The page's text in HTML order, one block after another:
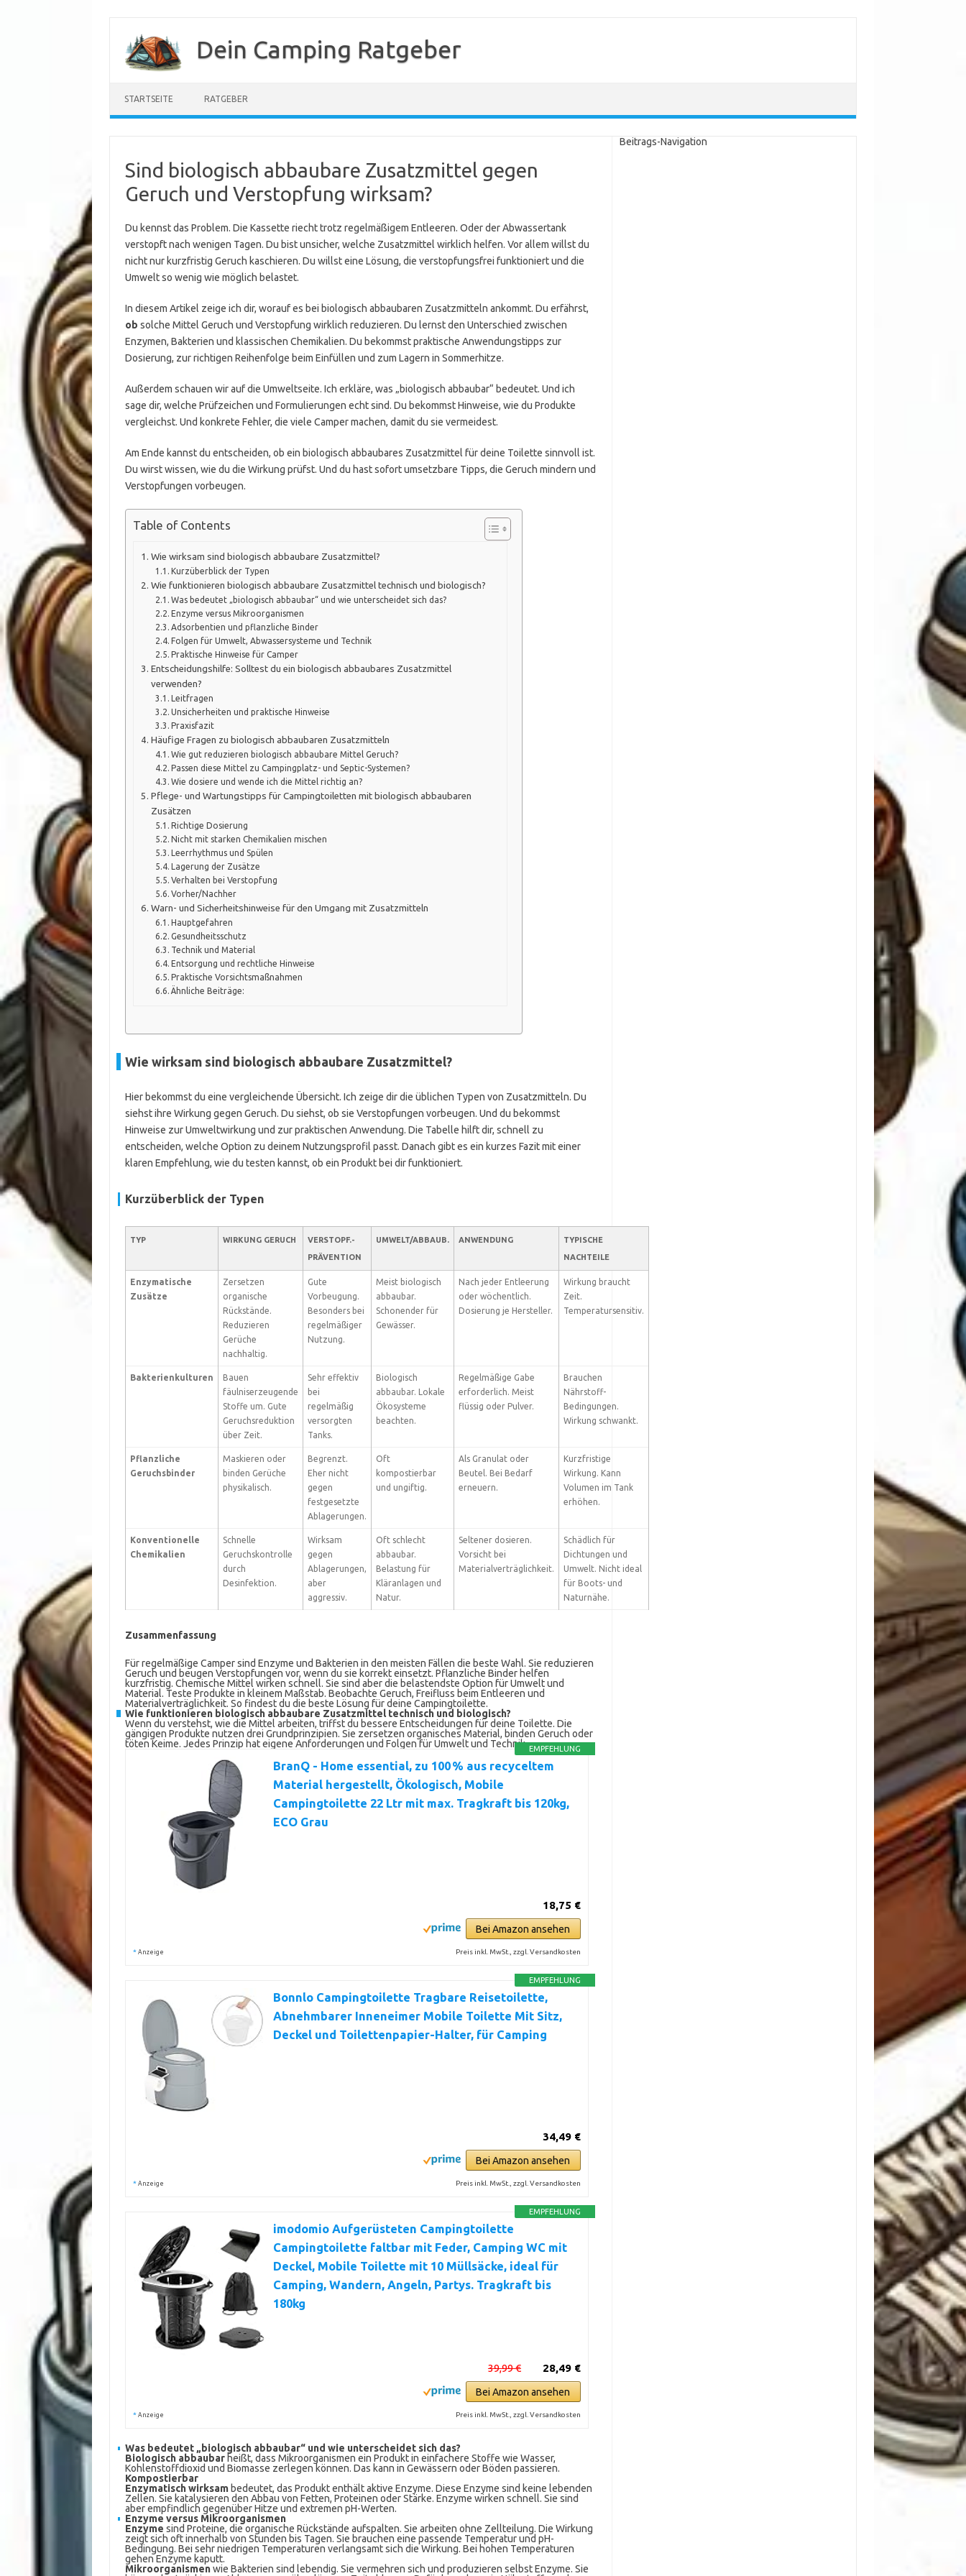
springen
Dein Camping Ratgeber
STARTSEITE RATGEBER
Sind biologisch abbaubare Zusatzmittel gegen
Geruch und Verstopfung wirksam?
Du kennst das Problem. Die Kassette riecht trotz regelmäßigem Entleeren. Oder der Abwassertank
verstopft nach wenigen Tagen. Du bist unsicher, welche Zusatzmittel wirklich helfen. Vor allem willst du
nicht nur kurzfristig Geruch kaschieren. Du willst eine Lösung, die verstopfungsfrei funktioniert und die
Umwelt so wenig wie möglich belastet.
In diesem Artikel zeige ich dir, worauf es bei biologisch abbaubaren Zusatzmitteln ankommt. Du erfährst,
ob solche Mittel Geruch und Verstopfung wirklich reduzieren. Du lernst den Unterschied zwischen
Enzymen, Bakterien und klassischen Chemikalien. Du bekommst praktische Anwendungstipps zur
Dosierung, zur richtigen Reihenfolge beim Einfüllen und zum Lagern in Sommerhitze.
Außerdem schauen wir auf die Umweltseite. Ich erkläre, was „biologisch abbaubar“ bedeutet. Und ich
sage dir, welche Prüfzeichen und Formulierungen echt sind. Du bekommst Hinweise, wie du Produkte
vergleichst. Und konkrete Fehler, die viele Camper machen, damit du sie vermeidest.
Am Ende kannst du entscheiden, ob ein biologisch abbaubares Zusatzmittel für deine Toilette sinnvoll ist.
Du wirst wissen, wie du die Wirkung prüfst. Und du hast sofort umsetzbare Tipps, die Geruch mindern und
Verstopfungen vorbeugen.
Table of Contents
Wie wirksam sind biologisch abbaubare Zusatzmittel?
Kurzüberblick der Typen
Wie funktionieren biologisch abbaubare Zusatzmittel technisch und biologisch?
Was bedeutet „biologisch abbaubar“ und wie unterscheidet sich das?
Enzyme versus Mikroorganismen
Adsorbentien und pflanzliche Binder
Folgen für Umwelt, Abwassersysteme und Technik
Praktische Hinweise für Camper
Entscheidungshilfe: Solltest du ein biologisch abbaubares Zusatzmittel
verwenden?
Leitfragen
Unsicherheiten und praktische Hinweise
Praxisfazit
Häufige Fragen zu biologisch abbaubaren Zusatzmitteln
Wie gut reduzieren biologisch abbaubare Mittel Geruch?
Passen diese Mittel zu Campingplatz- und Septic-Systemen?
Wie dosiere und wende ich die Mittel richtig an?
Pflege- und Wartungstipps für Campingtoiletten mit biologisch abbaubaren
Zusätzen
Richtige Dosierung
Nicht mit starken Chemikalien mischen
Leerrhythmus und Spülen
Lagerung der Zusätze
Verhalten bei Verstopfung
Vorher/Nachher
Warn- und Sicherheitshinweise für den Umgang mit Zusatzmitteln
Hauptgefahren
Gesundheitsschutz
Technik und Material
Entsorgung und rechtliche Hinweise
Praktische Vorsichtsmaßnahmen
Ähnliche Beiträge:
Wie wirksam sind biologisch abbaubare Zusatzmittel?
Hier bekommst du eine vergleichende Übersicht. Ich zeige dir die üblichen Typen von Zusatzmitteln. Du
siehst ihre Wirkung gegen Geruch. Du siehst, ob sie Verstopfungen vorbeugen. Und du bekommst
Hinweise zur Umweltwirkung und zur praktischen Anwendung. Die Tabelle hilft dir, schnell zu
entscheiden, welche Option zu deinem Nutzungsprofil passt. Danach gibt es ein kurzes Fazit mit einer
klaren Empfehlung, wie du testen kannst, ob ein Produkt bei dir funktioniert.
Kurzüberblick der Typen
TYP WIRKUNG GERUCH
VERSTOPF.-
PRÄVENTION
UMWELT/ABBAUB. ANWENDUNG
TYPISCHE
NACHTEILE
Enzymatische
Zusätze
Zersetzen
organische
Rückstände.
Reduzieren
Gerüche
nachhaltig.
Gute
Vorbeugung.
Besonders bei
regelmäßiger
Nutzung.
Meist biologisch
abbaubar.
Schonender für
Gewässer.
Nach jeder Entleerung
oder wöchentlich.
Dosierung je Hersteller.
Wirkung braucht
Zeit.
Temperatursensitiv.
Bakterienkulturen
Bauen
fäulniserzeugende
Stoffe um. Gute
Geruchsreduktion
über Zeit.
Sehr effektiv
bei
regelmäßig
versorgten
Tanks.
Biologisch
abbaubar. Lokale
Ökosysteme
beachten.
Regelmäßige Gabe
erforderlich. Meist
flüssig oder Pulver.
Brauchen
Nährstoff-
Bedingungen.
Wirkung schwankt.
Pflanzliche
Geruchsbinder
Maskieren oder
binden Gerüche
physikalisch.
Begrenzt.
Eher nicht
gegen
festgesetzte
Ablagerungen.
Oft
kompostierbar
und ungiftig.
Als Granulat oder
Beutel. Bei Bedarf
erneuern.
Kurzfristige
Wirkung. Kann
Volumen im Tank
erhöhen.
Konventionelle
Chemikalien
Schnelle
Geruchskontrolle
durch
Desinfektion.
Wirksam
gegen
Ablagerungen,
aber
aggressiv.
Oft schlecht
abbaubar.
Belastung für
Kläranlagen und
Natur.
Seltener dosieren.
Vorsicht bei
Materialverträglichkeit.
Schädlich für
Dichtungen und
Umwelt. Nicht ideal
für Boots- und
Naturnähe.
Zusammenfassung
Für regelmäßige Camper sind Enzyme und Bakterien in den meisten Fällen die beste Wahl. Sie reduzieren
Geruch und beugen Verstopfungen vor, wenn du sie korrekt einsetzt. Pflanzliche Binder helfen
kurzfristig. Chemische Mittel wirken schnell. Sie sind aber die belastendste Option für Umwelt und
Material. Teste Produkte in kleinem Maßstab. Beobachte Geruch, Freifluss beim Entleeren und
Materialverträglichkeit. So findest du die beste Lösung für deine Campingtoilette.
Wie funktionieren biologisch abbaubare Zusatzmittel technisch und biologisch?
Wenn du verstehst, wie die Mittel arbeiten, triffst du bessere Entscheidungen für deine Toilette. Die
gängigen Produkte nutzen drei Grundprinzipien. Sie zersetzen organisches Material, binden Geruch oder
töten Keime. Jedes Prinzip hat eigene Anforderungen und Folgen für Umwelt und Technik.EMPFEHLUNG
BranQ - Home essential, zu 100 % aus recyceltem
Material hergestellt, Ökologisch, Mobile
Campingtoilette 22 Ltr mit max. Tragkraft bis 120kg,
ECO Grau
18,75 €
Bei Amazon ansehen
* Anzeige Preis inkl. MwSt., zzgl. Versandkosten
EMPFEHLUNG
Bonnlo Campingtoilette Tragbare Reisetoilette,
Abnehmbarer Inneneimer Mobile Toilette Mit Sitz,
Deckel und Toilettenpapier-Halter, für Camping
34,49 €
Bei Amazon ansehen
* Anzeige Preis inkl. MwSt., zzgl. Versandkosten
EMPFEHLUNG
imodomio Aufgerüsteten Campingtoilette
Campingtoilette faltbar mit Feder, Camping WC mit
Deckel, Mobile Toilette mit 10 Müllsäcke, ideal für
Camping, Wandern, Angeln, Partys. Tragkraft bis
180kg
28,49 €
39,99 €
Bei Amazon ansehen
* Anzeige Preis inkl. MwSt., zzgl. Versandkosten
Was bedeutet „biologisch abbaubar“ und wie unterscheidet sich das?
Biologisch abbaubarheißt, dass Mikroorganismen ein Produkt in einfachere Stoffe wie Wasser,
Kohlenstoffdioxid und Biomasse zerlegen können. Das kann in Gewässern oder Böden passieren.
Kompostierbar
Enzymatisch wirksambedeutet, das Produkt enthält aktive Enzyme. Diese Enzyme sind keine lebenden
Zellen. Sie katalysieren den Abbau von Fetten, Proteinen oder Stärke. Enzyme wirken schnell. Sie sind
aber empfindlich gegenüber Hitze und extremen pH-Werten.
Enzyme versus Mikroorganismen
Enzyme sind Proteine, die organische Rückstände aufspalten. Sie arbeiten ohne Zellteilung. Die Wirkung
zeigt sich oft innerhalb von Stunden bis Tagen. Sie brauchen eine passende Temperatur und pH-
Bedingung. Bei sehr niedrigen Temperaturen verlangsamt sich die Wirkung. Bei hohen Temperaturen
gehen Enzyme kaputt.
Mikroorganismenwie Bakterien sind lebendig. Sie vermehren sich und produzieren selbst Enzyme. Sie
Beitrags-Navigation